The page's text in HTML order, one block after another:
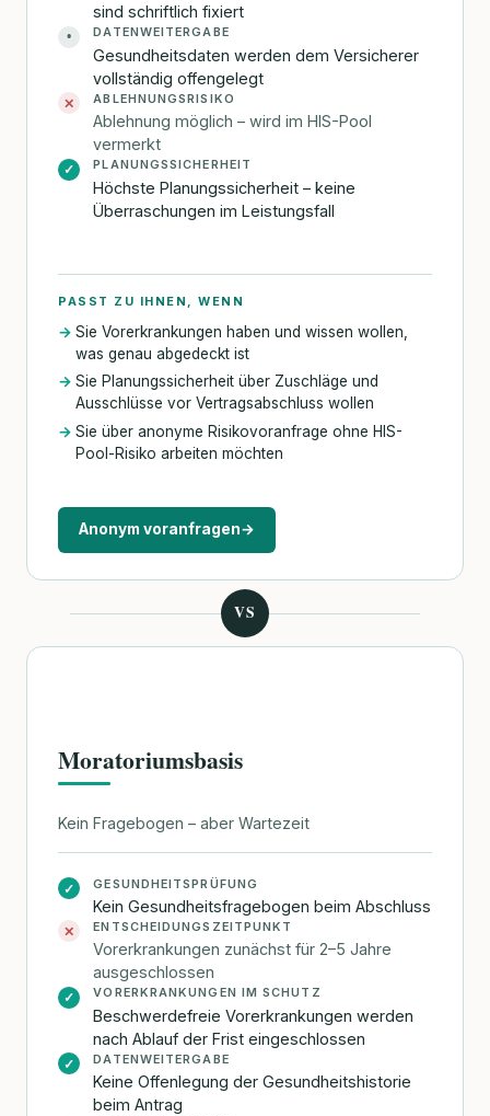
sind schriftlich fixiert
• DATENWEITERGABE
Gesundheitsdaten werden dem Versicherer
vollständig offengelegt
✕ ABLEHNUNGSRISIKO
Ablehnung möglich – wird im HIS-Pool
vermerkt
✓ PLANUNGSSICHERHEIT
Höchste Planungssicherheit – keine
Überraschungen im Leistungsfall
PASST ZU IHNEN, WENN
Sie Vorerkrankungen haben und wissen wollen,
was genau abgedeckt ist
Sie Planungssicherheit über Zuschläge und
Ausschlüsse vor Vertragsabschluss wollen
Sie über anonyme Risikovoranfrage ohne HIS-
Pool-Risiko arbeiten möchten
Anonym voranfragen→
VS
Moratoriumsbasis
Kein Fragebogen – aber Wartezeit
✓ GESUNDHEITSPRÜFUNG
Kein Gesundheitsfragebogen beim Abschluss
✕ ENTSCHEIDUNGSZEITPUNKT
Vorerkrankungen zunächst für 2–5 Jahre
ausgeschlossen
✓ VORERKRANKUNGEN IM SCHUTZ
Beschwerdefreie Vorerkrankungen werden
nach Ablauf der Frist eingeschlossen
✓ DATENWEITERGABE
Keine Offenlegung der Gesundheitshistorie
beim Antrag